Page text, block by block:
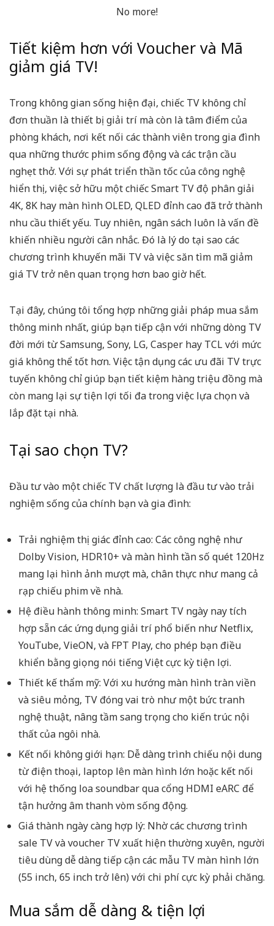
No more!
Tiết kiệm hơn với Voucher và Mã
giảm giá TV!
Trong không gian sống hiện đại, chiếc TV không chỉ
đơn thuần là thiết bị giải trí mà còn là tâm điểm của
phòng khách, nơi kết nối các thành viên trong gia đình
qua những thước phim sống động và các trận cầu
nghẹt thở. Với sự phát triển thần tốc của công nghệ
hiển thị, việc sở hữu một chiếc Smart TV độ phân giải
4K, 8K hay màn hình OLED, QLED đỉnh cao đã trở thành
nhu cầu thiết yếu. Tuy nhiên, ngân sách luôn là vấn đề
khiến nhiều người cân nhắc. Đó là lý do tại sao các
chương trình khuyến mãi TV và việc săn tìm mã giảm
giá TV trở nên quan trọng hơn bao giờ hết.
Tại đây, chúng tôi tổng hợp những giải pháp mua sắm
thông minh nhất, giúp bạn tiếp cận với những dòng TV
đời mới từ Samsung, Sony, LG, Casper hay TCL với mức
giá không thể tốt hơn. Việc tận dụng các ưu đãi TV trực
tuyến không chỉ giúp bạn tiết kiệm hàng triệu đồng mà
còn mang lại sự tiện lợi tối đa trong việc lựa chọn và
lắp đặt tại nhà.
Tại sao chọn TV?
Đầu tư vào một chiếc TV chất lượng là đầu tư vào trải
nghiệm sống của chính bạn và gia đình:
Trải nghiệm thị giác đỉnh cao: Các công nghệ như
Dolby Vision, HDR10+ và màn hình tần số quét 120Hz
mang lại hình ảnh mượt mà, chân thực như mang cả
rạp chiếu phim về nhà.
Hệ điều hành thông minh: Smart TV ngày nay tích
hợp sẵn các ứng dụng giải trí phổ biến như Netflix,
YouTube, VieON, và FPT Play, cho phép bạn điều
khiển bằng giọng nói tiếng Việt cực kỳ tiện lợi.
Thiết kế thẩm mỹ: Với xu hướng màn hình tràn viền
và siêu mỏng, TV đóng vai trò như một bức tranh
nghệ thuật, nâng tầm sang trọng cho kiến trúc nội
thất của ngôi nhà.
Kết nối không giới hạn: Dễ dàng trình chiếu nội dung
từ điện thoại, laptop lên màn hình lớn hoặc kết nối
với hệ thống loa soundbar qua cổng HDMI eARC để
tận hưởng âm thanh vòm sống động.
Giá thành ngày càng hợp lý: Nhờ các chương trình
sale TVvàvoucher TVxuất hiện thường xuyên, người
tiêu dùng dễ dàng tiếp cận các mẫu TV màn hình lớn
(55 inch, 65 inch trở lên) với chi phí cực kỳ phải chăng.
Mua sắm dễ dàng & tiện lợi